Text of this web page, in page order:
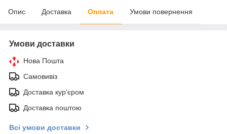
Опис Доставка Оплата Умови повернення
Умови доставки
Нова Пошта
Самовивіз
Доставка кур'єром
Доставка поштою
Всі умови доставки